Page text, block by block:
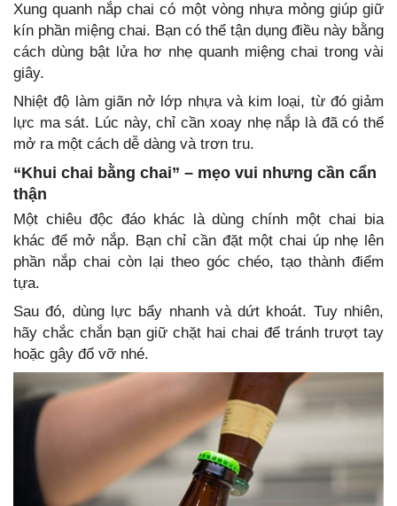
Xung quanh nắp chai có một vòng nhựa mỏng giúp giữ
kín phần miệng chai. Bạn có thể tận dụng điều này bằng
cách dùng bật lửa hơ nhẹ quanh miệng chai trong vài
giây.
Nhiệt độ làm giãn nở lớp nhựa và kim loại, từ đó giảm
lực ma sát. Lúc này, chỉ cần xoay nhẹ nắp là đã có thể
mở ra một cách dễ dàng và trơn tru.
“Khui chai bằng chai” – mẹo vui nhưng cần cẩn
thận
Một chiêu độc đáo khác là dùng chính một chai bia
khác để mở nắp. Bạn chỉ cần đặt một chai úp nhẹ lên
phần nắp chai còn lại theo góc chéo, tạo thành điểm
tựa.
Sau đó, dùng lực bẩy nhanh và dứt khoát. Tuy nhiên,
hãy chắc chắn bạn giữ chặt hai chai để tránh trượt tay
hoặc gây đổ vỡ nhé.